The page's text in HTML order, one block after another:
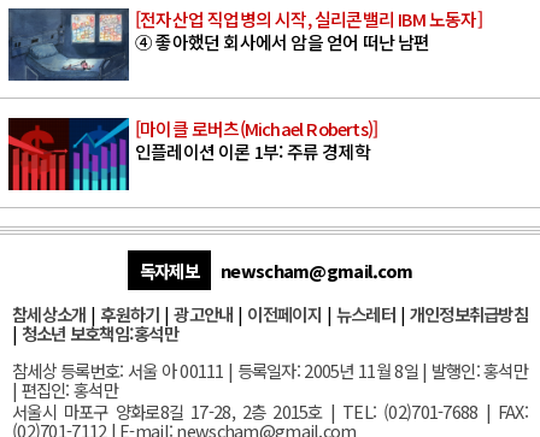
[전자산업 직업병의 시작, 실리콘밸리 IBM 노동자]
④ 좋아했던 회사에서 암을 얻어 떠난 남편
[마이클 로버츠(Michael Roberts)]
인플레이션 이론 1부: 주류 경제학
독자제보
newscham@gmail.com
참세상소개 | 후원하기 |광고안내 | 이전페이지 | 뉴스레터| 개인정보취급방침
| 청소년 보호책임:홍석만
참세상 등록번호: 서울 아 00111 | 등록일자: 2005년 11월 8일 | 발행인: 홍석만
| 편집인: 홍석만
서울시 마포구 양화로8길 17-28, 2층 2015호| TEL: (02)701-7688 | FAX:
(02)701-7112 | E-mail:newscham@gmail.com